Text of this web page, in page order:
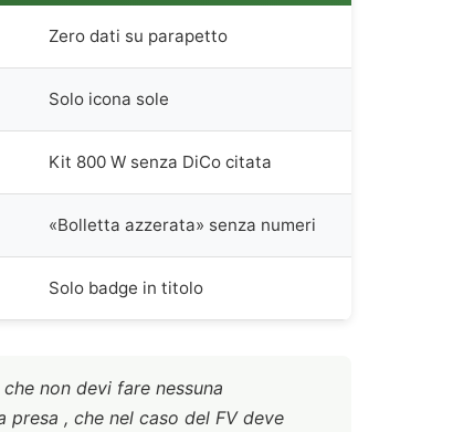
Zero dati su parapetto
Solo icona sole
Kit 800 W senza DiCo citata
«Bolletta azzerata» senza numeri
Solo badge in titolo
non devi fare nessuna
, che nel caso del FV deve